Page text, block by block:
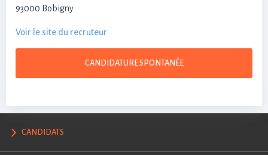
93000 Bobigny
Voir le site du recruteur
CANDIDATURE SPONTANÉE
CANDIDATS